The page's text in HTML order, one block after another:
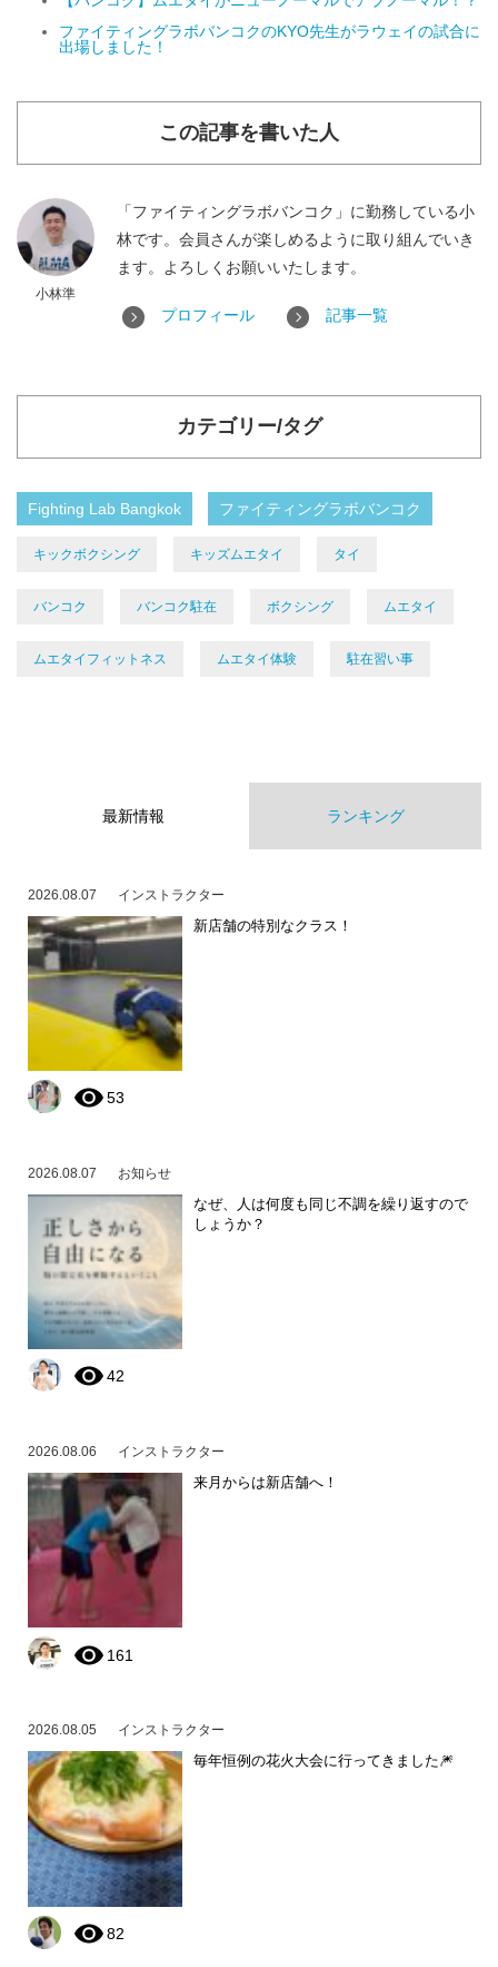
ファイティングラボバンコクのKYO先生がラウェイの試合に
出場しました！
この記事を書いた人
小林準
「ファイティングラボバンコク」に勤務している小
林です。会員さんが楽しめるように取り組んでいき
ます。よろしくお願いいたします。
プロフィール 記事一覧
カテゴリー/タグ
Fighting Lab Bangkok ファイティングラボバンコク
キックボクシング キッズムエタイ タイ
バンコク バンコク駐在 ボクシング ムエタイ
ムエタイフィットネス ムエタイ体験 駐在習い事
最新情報 ランキング
2026.08.07 インストラクター
新店舗の特別なクラス！
53
2026.08.07 お知らせ
なぜ、人は何度も同じ不調を繰り返すので
しょうか？
42
2026.08.06 インストラクター
来月からは新店舗へ！
161
2026.08.05 インストラクター
毎年恒例の花火大会に行ってきました🎆
82